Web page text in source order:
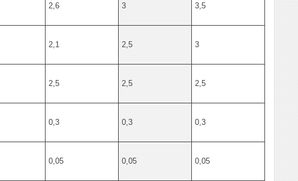
2,6 3 3,5
2,1 2,5 3
2,5 2,5 2,5
0,3 0,3 0,3
0,05 0,05 0,05